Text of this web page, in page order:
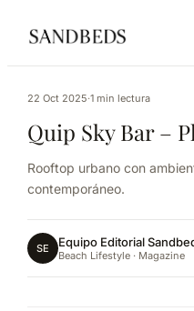
22 Oct 2025·1 min lectura
Quip Sky Bar –
Rooftop urbano con
contemporáneo.
SE Equipo Editorial
Beach Lifestyle · Magazine